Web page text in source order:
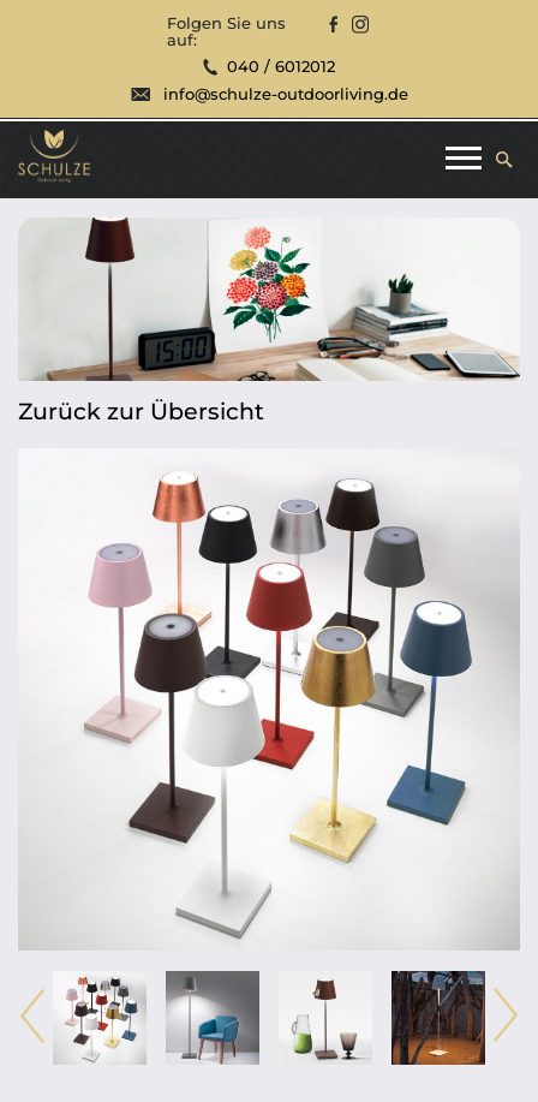
Folgen Sie uns
auf:
040 / 6012012
info@schulze-outdoorliving.de
Zurück zur Übersicht